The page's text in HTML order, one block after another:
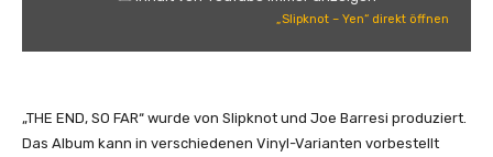
n
“
„Slipknot – Yen“ direkt öffnen
„THE END, SO FAR“ wurde von Slipknot und Joe Barresi produziert.
Das Album kann in verschiedenen Vinyl-Varianten vorbestellt